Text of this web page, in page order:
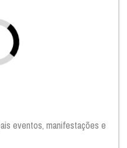
eventos, manifestações e